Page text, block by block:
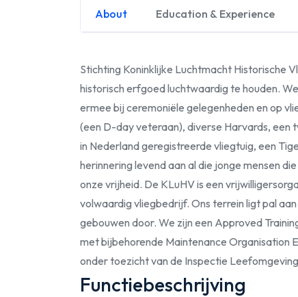
About Education & Experience
Stichting Koninklijke Luchtmacht Historische
historisch erfgoed luchtwaardig te houden.
ermee bij ceremoniële gelegenheden en op
(een D-day veteraan), diverse Harvards,
in Nederland geregistreerde vliegtuig, een
herinnering levend aan al die jonge mensen
onze vrijheid. De KLuHV is een
volwaardig vliegbedrijf. Ons terrein ligt pal
gebouwen door. We zijn een Approved
met bijbehorende Maintenance Organisation
onder toezicht van de Inspectie
Functiebeschrijving